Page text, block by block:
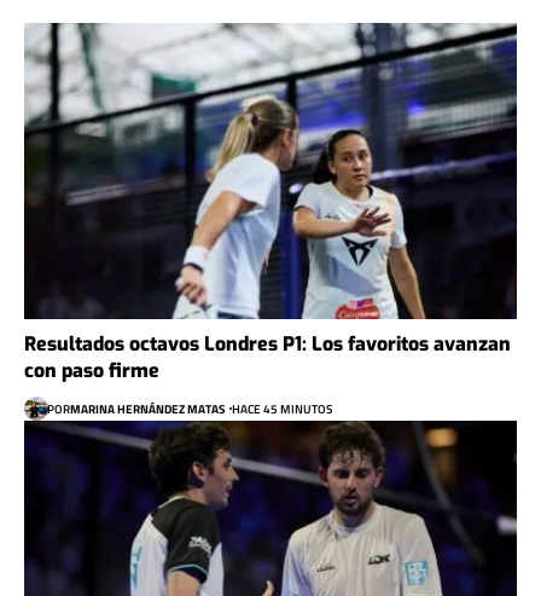
Resultados octavos Londres P1: Los favoritos avanzan
con paso firme
PORMARINA HERNÁNDEZ MATAS HACE 45 MINUTOS